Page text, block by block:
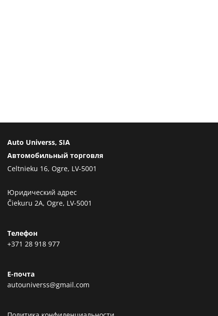
Auto Universs, SIA
Автомобильный торговля
Celtnieku 16, Ogre, LV-5001
Юридический адрес
Čiekuru 2A, Ogre, LV-5001
Телефон
+371 28 918 977
Е-почта
autouniverss@gmail.com